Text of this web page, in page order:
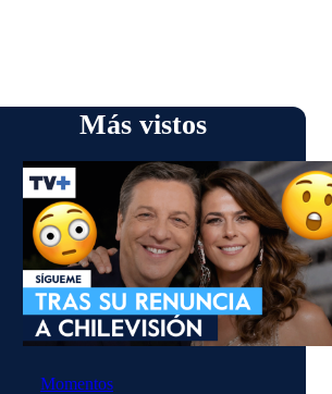
Más vistos
Momentos